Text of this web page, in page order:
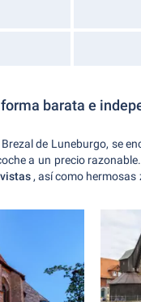
barata e
de Luneburgo, se
a un precio
vistas , así como